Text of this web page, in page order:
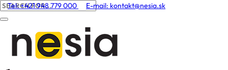
Tel: +421 948 779 000 E-mail: kontakt@nesia.sk